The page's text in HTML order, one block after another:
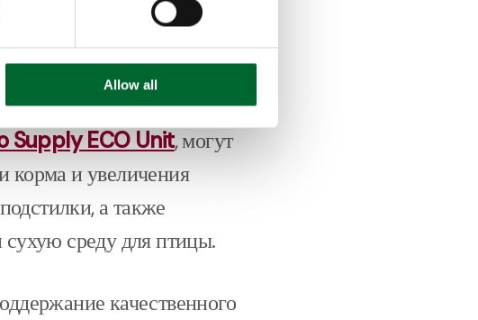
Allow all
подстилки бывает
высокая
могут способствовать
решения, позволяющие
Supply ECO Unit, могут
корма и увеличения
а также
среду для птицы.
качественного